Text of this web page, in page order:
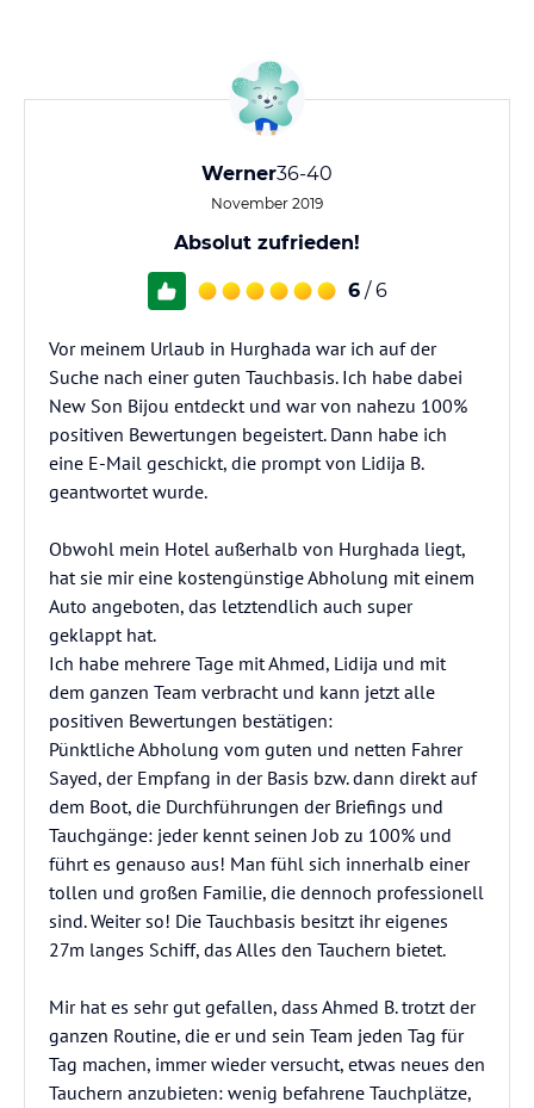
Werner36-40
November 2019
Absolut zufrieden!
6 / 6
Vor meinem Urlaub in Hurghada war ich auf der
Suche nach einer guten Tauchbasis. Ich habe dabei
New Son Bijou entdeckt und war von nahezu 100%
positiven Bewertungen begeistert. Dann habe ich
eine E-Mail geschickt, die prompt von Lidija B.
geantwortet wurde.
Obwohl mein Hotel außerhalb von Hurghada liegt,
hat sie mir eine kostengünstige Abholung mit einem
Auto angeboten, das letztendlich auch super
geklappt hat.
Ich habe mehrere Tage mit Ahmed, Lidija und mit
dem ganzen Team verbracht und kann jetzt alle
positiven Bewertungen bestätigen:
Pünktliche Abholung vom guten und netten Fahrer
Sayed, der Empfang in der Basis bzw. dann direkt auf
dem Boot, die Durchführungen der Briefings und
Tauchgänge: jeder kennt seinen Job zu 100% und
führt es genauso aus! Man fühl sich innerhalb einer
tollen und großen Familie, die dennoch professionell
sind. Weiter so! Die Tauchbasis besitzt ihr eigenes
27m langes Schiff, das Alles den Tauchern bietet.
Mir hat es sehr gut gefallen, dass Ahmed B. trotzt der
ganzen Routine, die er und sein Team jeden Tag für
Tag machen, immer wieder versucht, etwas neues den
Tauchern anzubieten: wenig befahrene Tauchplätze,